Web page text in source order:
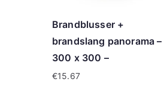
Brandblusser +
brandslang panorama –
300 x 300 –
€15.67